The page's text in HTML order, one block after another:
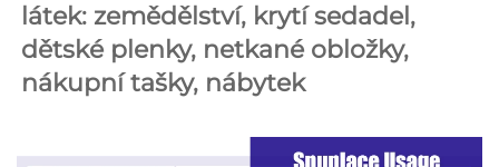
látek: zemědělství, krytí sedadel,
dětské plenky, netkané obložky,
nákupní tašky, nábytek